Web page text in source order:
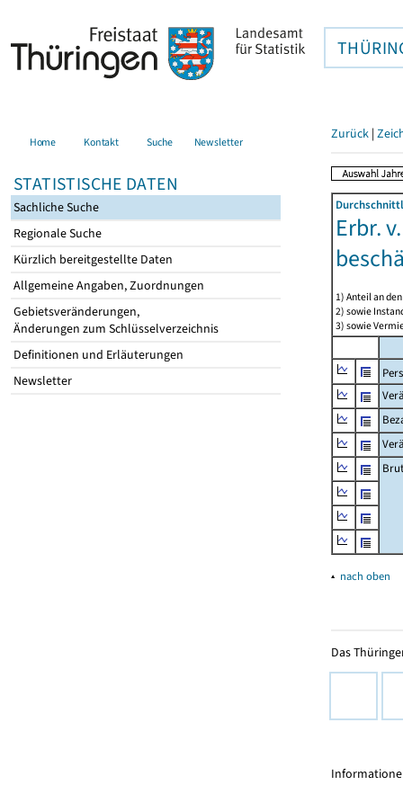
Home Kontakt Suche Newsletter
STATISTISCHE DATEN
Sachliche Suche
Regionale Suche
Kürzlich bereitgestellte Daten
Allgemeine Angaben, Zuordnungen
Gebietsveränderungen,
Änderungen zum Schlüsselverzeichnis
Definitionen und Erläuterungen
Newsletter
Zurück |
Erbr.
1) Anteil an
2) sowie
3) sowie
▴ nach oben
Das